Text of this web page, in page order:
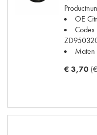
OE
Codes
Maten
€ 3,70